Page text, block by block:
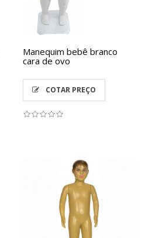
Manequim bebê branco
cara de ovo
COTAR PREÇO